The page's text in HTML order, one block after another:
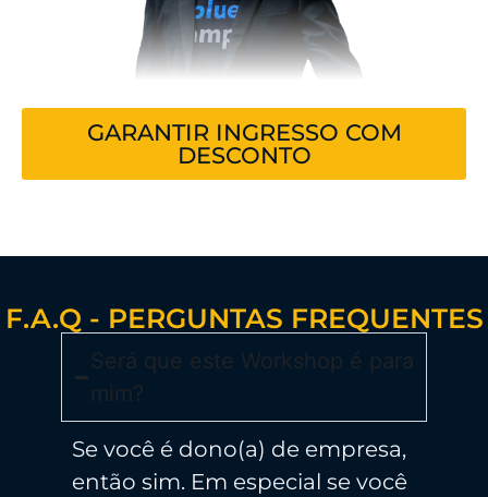
GARANTIR INGRESSO COM
DESCONTO
F.A.Q - PERGUNTAS FREQUENTES
Será que este Workshop é para
mim?
Se você é dono(a) de empresa,
então sim. Em especial se você